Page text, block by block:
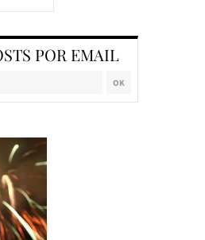
POR EMAIL